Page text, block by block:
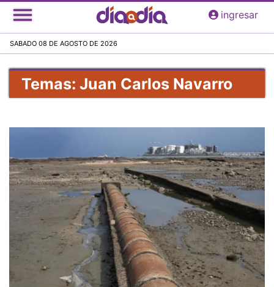
Pasar
al
principal
ingresar
SABADO 08 DE AGOSTO DE 2026
Temas: Juan Carlos Navarro